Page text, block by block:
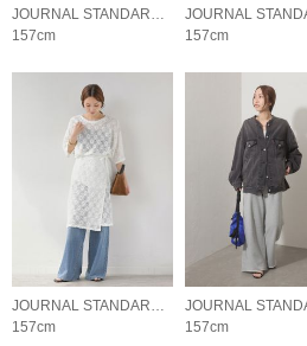
JOURNAL STANDARD relume LADYS
157cm
157cm
JOURNAL STANDARD relume LADYS
157cm
157cm